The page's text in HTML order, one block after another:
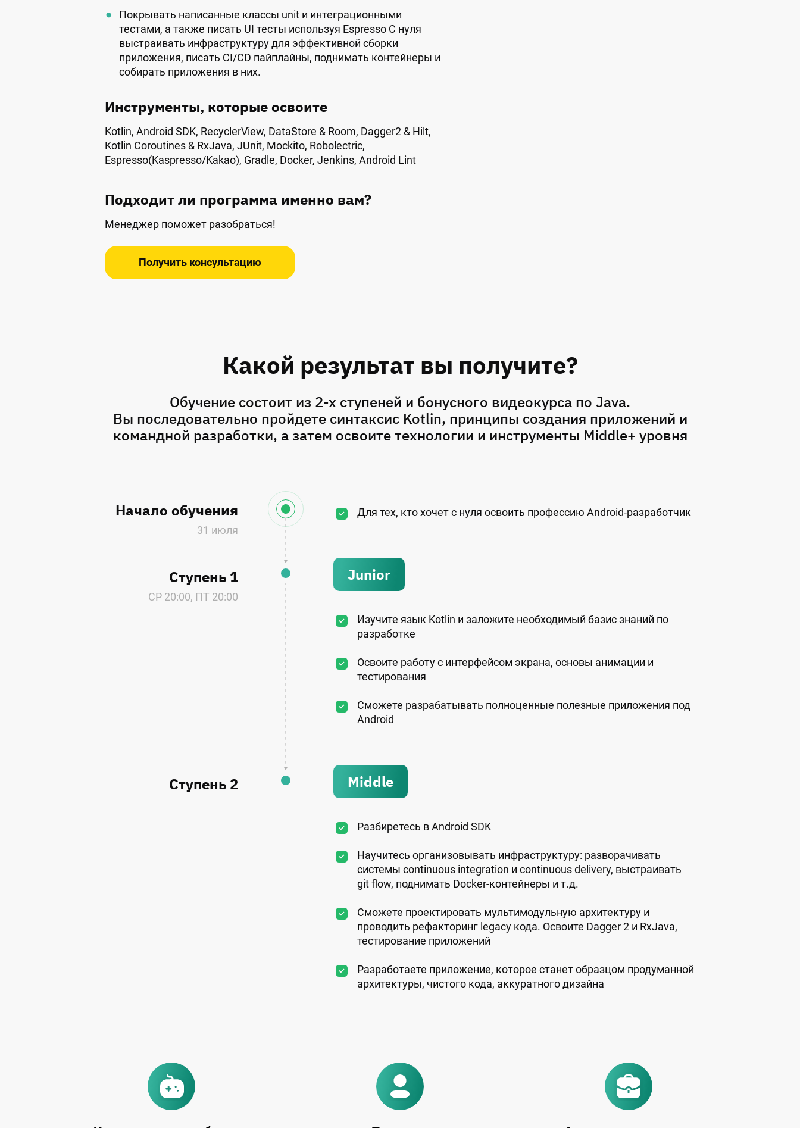
Покрывать написанные классы unit и интеграционными
тестами, а также писать UI тесты используя Espresso С нуля
выстраивать инфраструктуру для эффективной сборки
приложения, писать CI/CD пайплайны, поднимать контейнеры и
собирать приложения в них.
Инструменты, которые освоите
Kotlin, Android SDK, RecyclerView, DataStore & Room, Dagger2 & Hilt,
Kotlin Coroutines & RxJava, JUnit, Mockito, Robolectric,
Espresso(Kaspresso/Kakao), Gradle, Docker, Jenkins, Android Lint
Подходит ли программа именно вам?
Менеджер поможет разобраться!
Получить консультацию
Какой результат вы получите?
Обучение состоит из 2-х ступеней и бонусного видеокурса по Java.
Вы последовательно пройдете синтаксис Kotlin, принципы создания приложений и
командной разработки, а затем освоите технологии и инструменты Middle+ уровня
Начало обучения
31 июля
Для тех, кто хочет с нуля освоить профессию Android-разработчик
Ступень 1
СР 20:00, ПТ 20:00
Junior
Изучите язык Kotlin и заложите необходимый базис знаний по
разработке
Освоите работу с интерфейсом экрана, основы анимации и
тестирования
Сможете разрабатывать полноценные полезные приложения под
Android
Ступень 2 Middle
Разбиретесь в Android SDK
Научитесь организовывать инфраструктуру: разворачивать
системы continuous integration и continuous delivery, выстраивать
git flow, поднимать Docker-контейнеры и т.д.
Сможете проектировать мультимодульную архитектуру и
проводить рефакторинг legacy кода. Освоите Dagger 2 и RxJava,
тестирование приложений
Разработаете приложение, которое станет образцом продуманной
архитектуры, чистого кода, аккуратного дизайна